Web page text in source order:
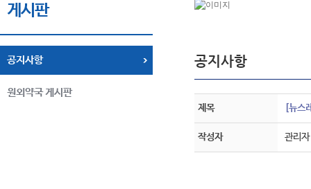
게시판
공지사항
원외약국 게시판
공지사항
제목 [뉴스
작성자 관리자